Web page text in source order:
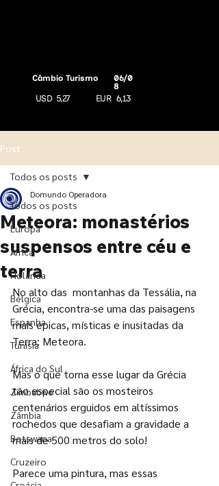
Câmbio Turismo
USD 5,27 EUR
06/0
8
6,13
Post
Todos os posts
Europa
África
Holanda
Bélgica
Espanha
Tunísia
África do Sul
Zimbabwe
Zâmbia
Botswana
Cruzeiro
Todos os posts
Meteora: monastérios
suspensos entre céu e
terra
Domundo Operadora
No alto das  montanhas da Tessália, na
Grécia, encontra-se uma das paisagens
mais épicas, místicas e inusitadas da
Terra: Meteora.
Mas o que torna esse lugar da Grécia
tão especial são os mosteiros
centenários erguidos em altíssimos
rochedos que desafiam a gravidade a
mais de 500 metros do solo!
Parece uma pintura, mas essas